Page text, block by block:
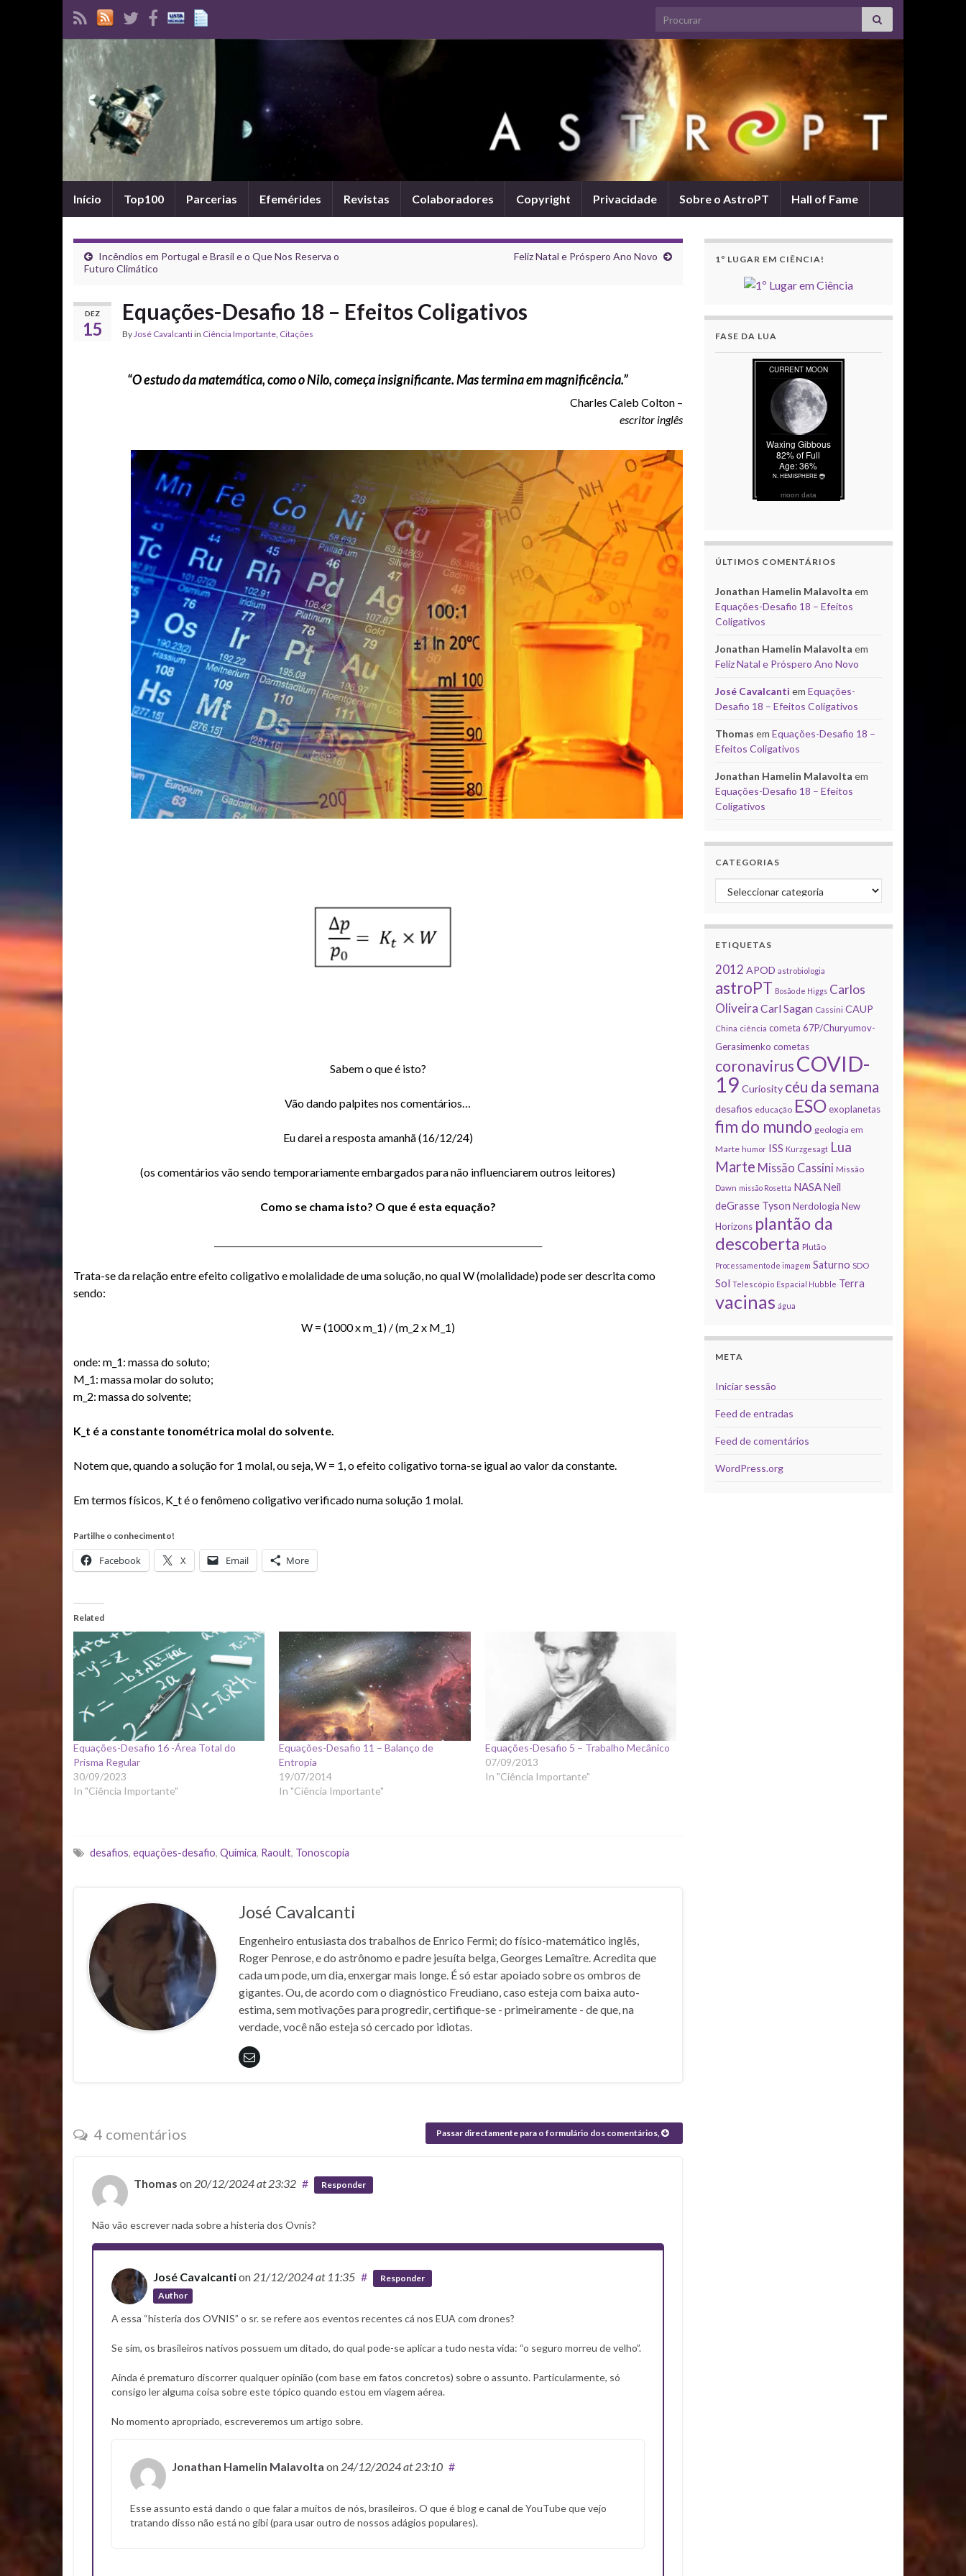
Search for:
Início Top100 Parcerias Efemérides Revistas Colaboradores Copyright Privacidade Sobre o AstroPT Hall of Fame
Incêndios em Portugal e Brasil e o Que Nos Reserva o
Futuro Climático
Feliz Natal e Próspero Ano Novo
DEZ
15
Equações-Desafio 18 – Efeitos Coligativos
ByJosé Cavalcantiin Ciência Importante, Citações
“O estudo da matemática, como o Nilo, começa insignificante. Mas termina em magnificência.”
Charles Caleb Colton –
escritor inglês
Sabem o que é isto?
Vão dando palpites nos comentários…
Eu darei a resposta amanhã (16/12/24)
(os comentários vão sendo temporariamente embargados para não influenciarem outros leitores)
Como se chama isto? O que é esta equação?
Trata-se da relação entre efeito coligativo e molalidade de uma solução, no qual W (molalidade) pode ser descrita como
sendo:
W = (1000 x m_1) / (m_2 x M_1)
onde: m_1: massa do soluto;
M_1: massa molar do soluto;
m_2: massa do solvente;
K_t é a constante tonométrica molal do solvente.
Notem que, quando a solução for 1 molal, ou seja, W = 1, o efeito coligativo torna-se igual ao valor da constante.
Em termos físicos, K_t é o fenômeno coligativo verificado numa solução 1 molal.
Partilhe o conhecimento!
Facebook X Email More
Related
Equações-Desafio 16 -Área Total do
Prisma Regular
30/09/2023
In "Ciência Importante"
Equações-Desafio 11 – Balanço de
Entropia
19/07/2014
In "Ciência Importante"
Equações-Desafio 5 – Trabalho Mecânico
07/09/2013
In "Ciência Importante"
desafios, equações-desafio, Química, Raoult, Tonoscopia
José Cavalcanti
Engenheiro entusiasta dos trabalhos de Enrico Fermi; do físico-matemático inglês,
Roger Penrose, e do astrônomo e padre jesuíta belga, Georges Lemaître. Acredita que
cada um pode, um dia, enxergar mais longe. É só estar apoiado sobre os ombros de
gigantes. Ou, de acordo com o diagnóstico Freudiano, caso esteja com baixa auto-
estima, sem motivações para progredir, certifique-se - primeiramente - de que, na
verdade, você não esteja só cercado por idiotas.
4 comentários Passar directamente para o formulário dos comentários,
Thomas on 20/12/2024at 23:32 # Responder
Não vão escrever nada sobre a histeria dos Ovnis?
José Cavalcantion 21/12/2024at 11:35
Author
# Responder
A essa “histeria dos OVNIS” o sr. se refere aos eventos recentes cá nos EUA com drones?
Se sim, os brasileiros nativos possuem um ditado, do qual pode-se aplicar a tudo nesta vida: “o seguro morreu de velho”.
Ainda é prematuro discorrer qualquer opinião (com base em fatos concretos) sobre o assunto. Particularmente, só
consigo ler alguma coisa sobre este tópico quando estou em viagem aérea.
No momento apropriado, escreveremos um artigo sobre.
Jonathan Hamelin Malavolta on 24/12/2024at 23:10 #
Esse assunto está dando o que falar a muitos de nós, brasileiros. O que é blog e canal de YouTube que vejo
tratando disso não está no gibi (para usar outro de nossos adágios populares).
1º LUGAR EM CIÊNCIA!
FASE DA LUA
moon data
ÚLTIMOS COMENTÁRIOS
Jonathan Hamelin Malavolta em
Equações-Desafio 18 – Efeitos
Coligativos
Jonathan Hamelin Malavolta em
Feliz Natal e Próspero Ano Novo
José Cavalcanti em Equações-
Desafio 18 – Efeitos Coligativos
Thomas em Equações-Desafio 18 –
Efeitos Coligativos
Jonathan Hamelin Malavolta em
Equações-Desafio 18 – Efeitos
Coligativos
CATEGORIAS
Categorias
ETIQUETAS
2012 APOD astrobiologia
astroPT Bosão de Higgs Carlos
Oliveira Carl Sagan Cassini CAUP
China ciência cometa 67P/Churyumov-
Gerasimenko cometas
coronavirus COVID-
19 Curiosity céu da semana
desafios educação ESO exoplanetas
fim do mundo geologia em
Marte humor ISS Kurzgesagt Lua
Marte Missão Cassini Missão
Dawn missão Rosetta NASA Neil
deGrasse Tyson Nerdologia New
Horizons plantão da
descoberta Plutão
Processamento de imagem Saturno SDO
Sol Telescópio Espacial Hubble Terra
vacinas água
META
Iniciar sessão
Feed de entradas
Feed de comentários
WordPress.org